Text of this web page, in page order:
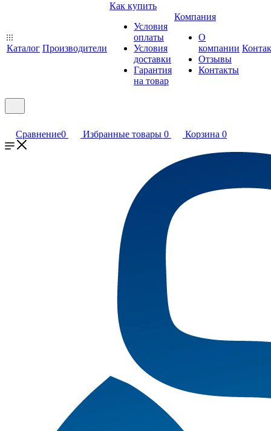
Каталог Производители
Как купить
Условия
оплаты
Условия
доставки
Гарантия
на товар
Компания
О
компании
Отзывы
Контакты
Сравнение0 Избранные товары 0 Корзина 0